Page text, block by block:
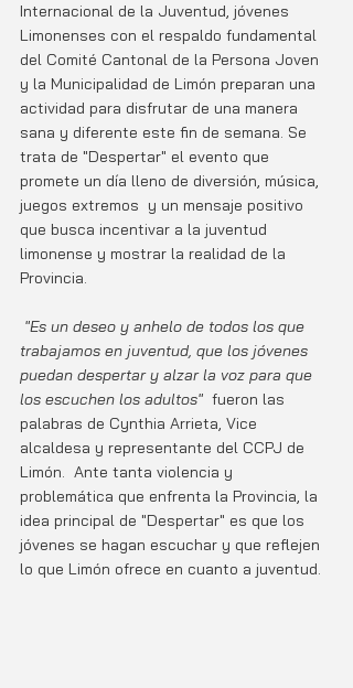
Internacional de la Juventud, jóvenes
Limonenses con el respaldo fundamental
del Comité Cantonal de la Persona Joven
y la Municipalidad de Limón preparan una
actividad para disfrutar de una manera
sana y diferente este fin de semana. Se
trata de "Despertar" el evento que
promete un día lleno de diversión, música,
juegos extremos  y un mensaje positivo
que busca incentivar a la juventud
limonense y mostrar la realidad de la
Provincia.
"Es un deseo y anhelo de todos los que
trabajamos en juventud, que los jóvenes
puedan despertar y alzar la voz para que
los escuchen los adultos" fueron las
palabras de Cynthia Arrieta, Vice
alcaldesa y representante del CCPJ de
Limón.  Ante tanta violencia y
problemática que enfrenta la Provincia, la
idea principal de "Despertar" es que los
jóvenes se hagan escuchar y que reflejen
lo que Limón ofrece en cuanto a juventud.